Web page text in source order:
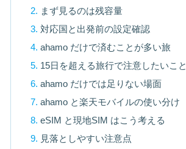
まず見るのは残容量
対応国と出発前の設定確認
ahamo だけで済むことが多い旅
15日を超える旅行で注意したいこと
ahamo だけでは足りない場面
ahamo と楽天モバイルの使い分け
eSIM と現地SIM はこう考える
見落としやすい注意点